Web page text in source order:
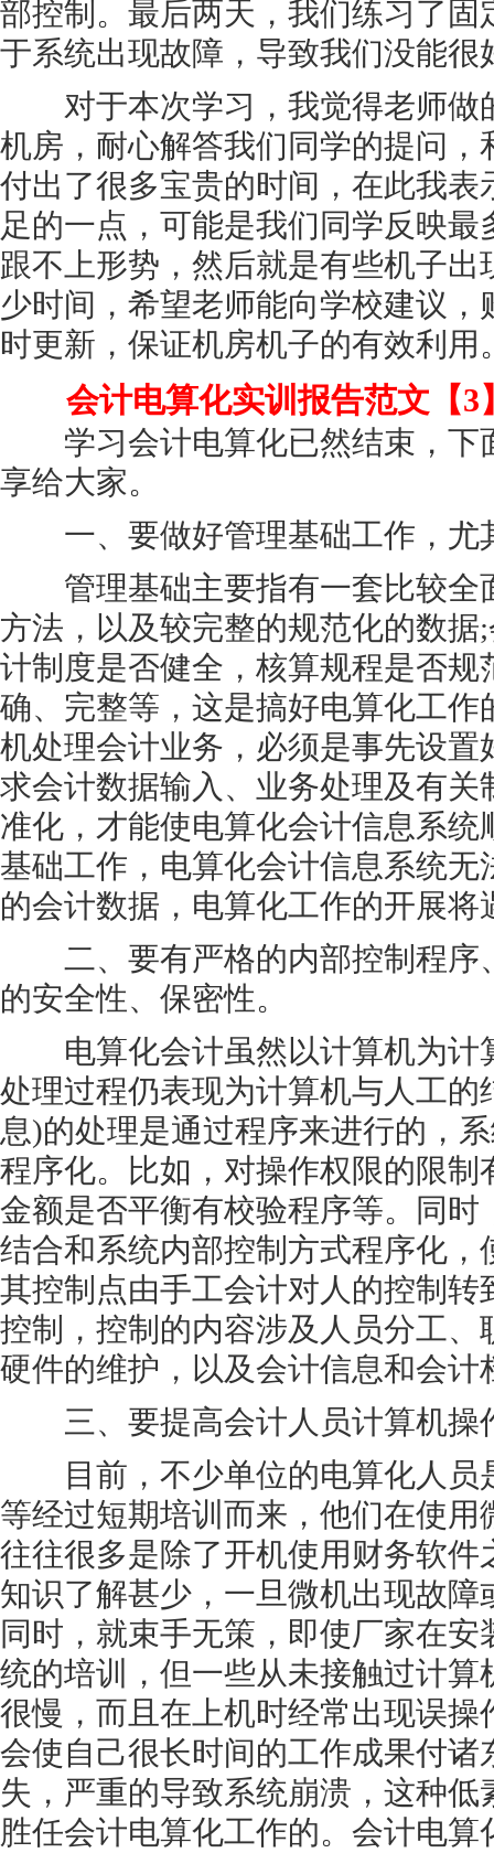
部控制。最后两天，我们练习了固
于系统出现故障，导致我们没能很
对于本次学习，我觉得老师做
机房，耐心解答我们同学的提问，
付出了很多宝贵的时间，在此我表
足的一点，可能是我们同学反映
跟不上形势，然后就是有些机子
少时间，希望老师能向学校建议
时更新，保证机房机子的有效利用
会计电算化实训报告范文【3
学习会计电算化已然结束，下
享给大家。
一、要做好管理基础工作，尤
管理基础主要指有一套比较全
方法，以及较完整的规范化的数
计制度是否健全，核算规程是否规
确、完整等，这是搞好电算化工作
机处理会计业务，必须是事先设置
求会计数据输入、业务处理及有关
准化，才能使电算化会计信息系
基础工作，电算化会计信息系统
的会计数据，电算化工作的开展将
二、要有严格的内部控制程序
的安全性、保密性。
电算化会计虽然以计算机为计
处理过程仍表现为计算机与人工
息)的处理是通过程序来进行的，
程序化。比如，对操作权限的限制
金额是否平衡有校验程序等。同
结合和系统内部控制方式程序化，
其控制点由手工会计对人的控制转
控制，控制的内容涉及人员分工、
硬件的维护，以及会计信息和会计
三、要提高会计人员计算机操
目前，不少单位的电算化人员
等经过短期培训而来，他们在使
往往很多是除了开机使用财务软件
知识了解甚少，一旦微机出现故
同时，就束手无策，即使厂家在
统的培训，但一些从未接触过计算
很慢，而且在上机时经常出现误操
会使自己很长时间的工作成果付诸
失，严重的导致系统崩溃，这种
胜任会计电算化工作的。会计电